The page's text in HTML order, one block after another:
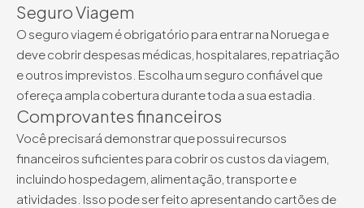
Seguro Viagem
O seguro viagem é obrigatório para entrar na Noruega e
deve cobrir despesas médicas, hospitalares, repatriação
e outros imprevistos. Escolha um seguro confiável que
ofereça ampla cobertura durante toda a sua estadia.
Comprovantes financeiros
Você precisará demonstrar que possui recursos
financeiros suficientes para cobrir os custos da viagem,
incluindo hospedagem, alimentação, transporte e
atividades. Isso pode ser feito apresentando cartões de